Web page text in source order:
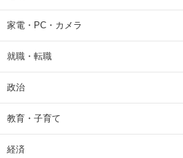
家電・PC・カメラ
就職・転職
政治
教育・子育て
経済